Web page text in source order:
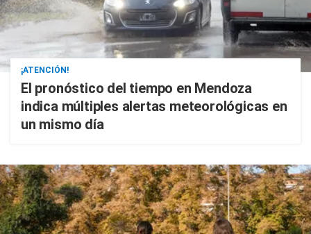
¡ATENCIÓN!
El pronóstico del tiempo en Mendoza
indica múltiples alertas meteorológicas en
un mismo día